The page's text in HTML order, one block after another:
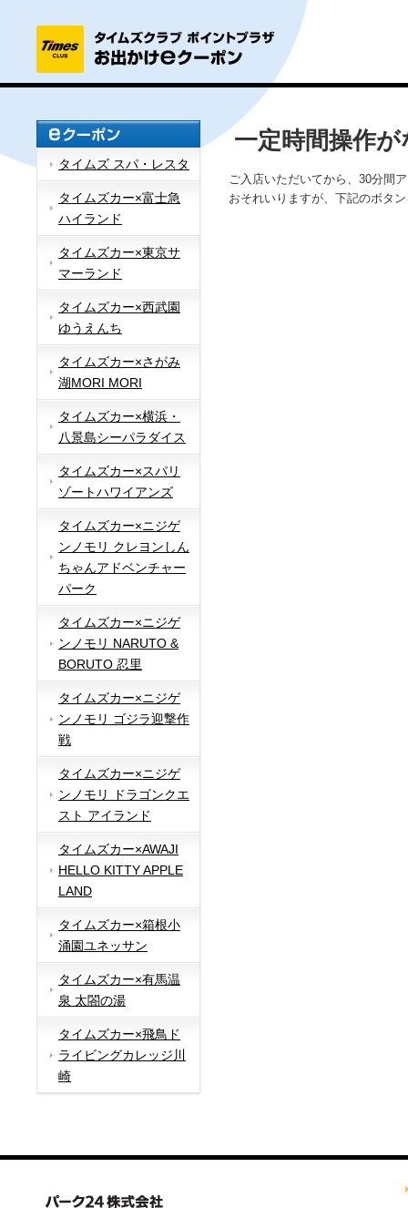
タイムズ スパ・レスタ
タイムズカー×富士急
ハイランド
タイムズカー×東京サ
マーランド
タイムズカー×西武園
ゆうえんち
タイムズカー×さがみ
湖MORI MORI
タイムズカー×横浜・
八景島シーパラダイス
タイムズカー×スパリ
ゾートハワイアンズ
タイムズカー×ニジゲ
ンノモリ クレヨンしん
ちゃんアドベンチャー
パーク
タイムズカー×ニジゲ
ンノモリ NARUTO &
BORUTO 忍里
タイムズカー×ニジゲ
ンノモリ ゴジラ迎撃作
戦
タイムズカー×ニジゲ
ンノモリ ドラゴンクエ
スト アイランド
タイムズカー×AWAJI
HELLO KITTY APPLE
LAND
タイムズカー×箱根小
涌園ユネッサン
タイムズカー×有馬温
泉 太閤の湯
タイムズカー×飛鳥ド
ライビングカレッジ川
崎
一定時間操作
ご入店いただいてから、30分間
おそれいりますが、下記のボタ